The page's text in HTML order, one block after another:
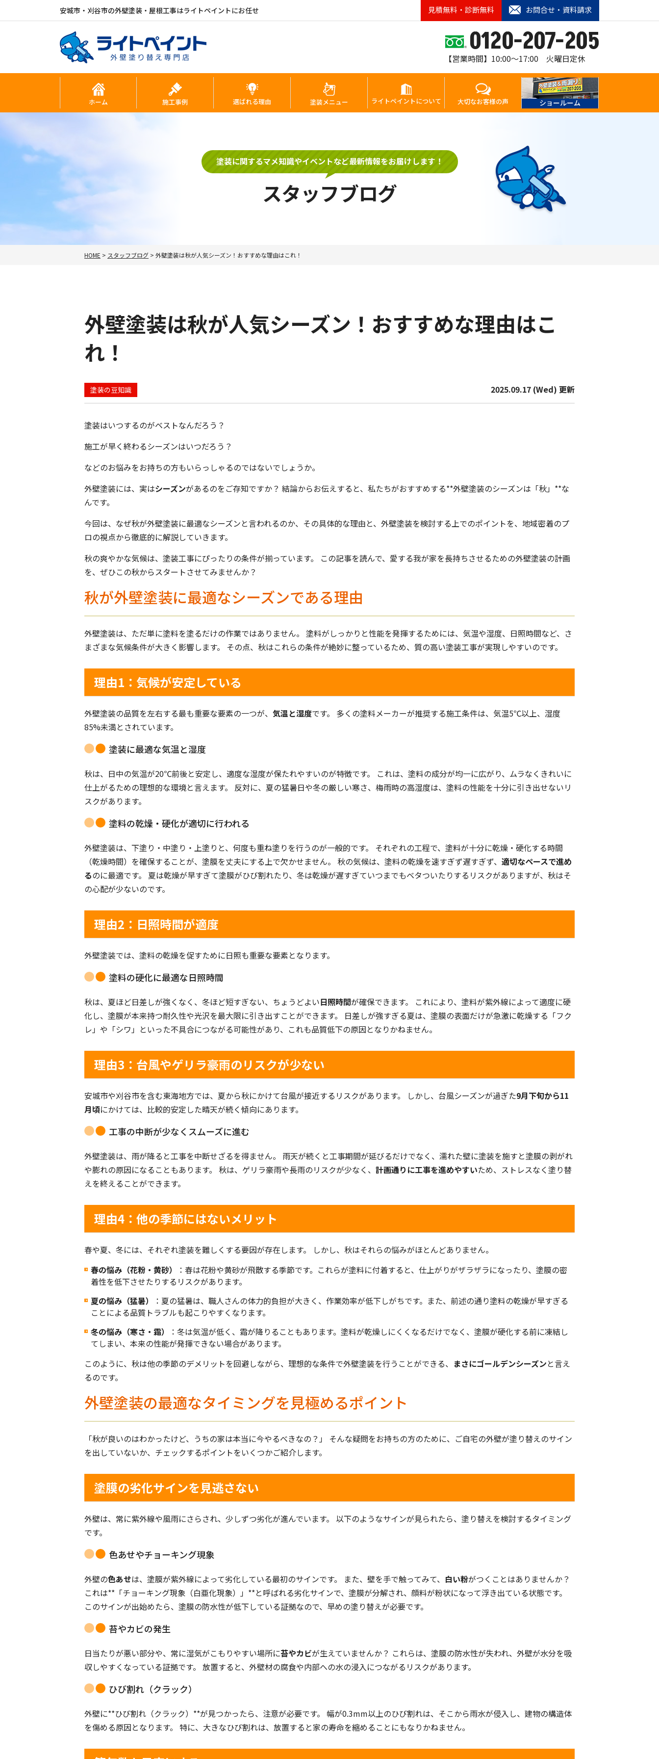
安城市・刈谷市の外壁塗装・屋根工事はライトペイントにお任せ 見積無料・診断無料 お問合せ・資料請求
0120-207-205
【営業時間】10:00〜17:00 火曜日定休
ホーム 施工事例 選ばれる理由 塗装メニュー ライトペイントについて 大切なお客様の声 ショールーム
スタッフブログ
塗装に関するマメ知識やイベントなど最新情報をお届けします！
HOME > スタッフブログ > 外壁塗装は秋が人気シーズン！おすすめな理由はこれ！
外壁塗装は秋が人気シーズン！おすすめな理由はこ
れ！
塗装の豆知識 2025.09.17 (Wed) 更新
塗装はいつするのがベストなんだろう？
施工が早く終わるシーズンはいつだろう？
などのお悩みをお持ちの方もいらっしゃるのではないでしょうか。
外壁塗装には、実はシーズンがあるのをご存知ですか？ 結論からお伝えすると、私たちがおすすめする**外壁塗装のシーズンは「秋」**な
んです。
今回は、なぜ秋が外壁塗装に最適なシーズンと言われるのか、その具体的な理由と、外壁塗装を検討する上でのポイントを、地域密着のプ
ロの視点から徹底的に解説していきます。
秋の爽やかな気候は、塗装工事にぴったりの条件が揃っています。 この記事を読んで、愛する我が家を長持ちさせるための外壁塗装の計画
を、ぜひこの秋からスタートさせてみませんか？
秋が外壁塗装に最適なシーズンである理由
外壁塗装は、ただ単に塗料を塗るだけの作業ではありません。 塗料がしっかりと性能を発揮するためには、気温や湿度、日照時間など、さ
まざまな気候条件が大きく影響します。 その点、秋はこれらの条件が絶妙に整っているため、質の高い塗装工事が実現しやすいのです。
理由1：気候が安定している
外壁塗装の品質を左右する最も重要な要素の一つが、 気温と湿度です。 多くの塗料メーカーが推奨する施工条件は、気温5℃以上、湿度
85%未満とされています。
塗装に最適な気温と湿度
秋は、日中の気温が20℃前後と安定し、適度な湿度が保たれやすいのが特徴です。 これは、塗料の成分が均一に広がり、ムラなくきれいに
仕上がるための理想的な環境と言えます。 反対に、夏の猛暑日や冬の厳しい寒さ、梅雨時の高湿度は、塗料の性能を十分に引き出せないリ
スクがあります。
塗料の乾燥・硬化が適切に行われる
外壁塗装は、下塗り・中塗り・上塗りと、何度も重ね塗りを行うのが一般的です。 それぞれの工程で、塗料が十分に乾燥・硬化する時間
（乾燥時間）を確保することが、塗膜を丈夫にする上で欠かせません。 秋の気候は、塗料の乾燥を速すぎず遅すぎず、 適切なペースで進め
るのに最適です。 夏は乾燥が早すぎて塗膜がひび割れたり、冬は乾燥が遅すぎていつまでもベタついたりするリスクがありますが、秋はそ
の心配が少ないのです。
理由2：日照時間が適度
外壁塗装では、塗料の乾燥を促すために日照も重要な要素となります。
塗料の硬化に最適な日照時間
秋は、夏ほど日差しが強くなく、冬ほど短すぎない、ちょうどよい日照時間が確保できます。 これにより、塗料が紫外線によって適度に硬
化し、塗膜が本来持つ耐久性や光沢を最大限に引き出すことができます。 日差しが強すぎる夏は、塗膜の表面だけが急激に乾燥する「フク
レ」や「シワ」といった不具合につながる可能性があり、これも品質低下の原因となりかねません。
理由3：台風やゲリラ豪雨のリスクが少ない
安城市や刈谷市を含む東海地方では、夏から秋にかけて台風が接近するリスクがあります。 しかし、台風シーズンが過ぎた9月下旬から11
月頃にかけては、比較的安定した晴天が続く傾向にあります。
工事の中断が少なくスムーズに進む
外壁塗装は、雨が降ると工事を中断せざるを得ません。 雨天が続くと工事期間が延びるだけでなく、濡れた壁に塗装を施すと塗膜の剥がれ
や膨れの原因になることもあります。 秋は、ゲリラ豪雨や長雨のリスクが少なく、 計画通りに工事を進めやすいため、ストレスなく塗り替
えを終えることができます。
理由4：他の季節にはないメリット
春や夏、冬には、それぞれ塗装を難しくする要因が存在します。 しかし、秋はそれらの悩みがほとんどありません。
春の悩み（花粉・黄砂）
：春は花粉や黄砂が飛散する季節です。これらが塗料に付着すると、仕上がりがザラザラになったり、塗膜の密
着性を低下させたりするリスクがあります。
夏の悩み（猛暑）
：夏の猛暑は、職人さんの体力的負担が大きく、作業効率が低下しがちです。また、前述の通り塗料の乾燥が早すぎる
ことによる品質トラブルも起こりやすくなります。
冬の悩み（寒さ・霜）
：冬は気温が低く、霜が降りることもあります。塗料が乾燥しにくくなるだけでなく、塗膜が硬化する前に凍結し
てしまい、本来の性能が発揮できない場合があります。
このように、秋は他の季節のデメリットを回避しながら、理想的な条件で外壁塗装を行うことができる、 まさにゴールデンシーズンと言え
るのです。
外壁塗装の最適なタイミングを見極めるポイント
「秋が良いのはわかったけど、うちの家は本当に今やるべきなの？」 そんな疑問をお持ちの方のために、ご自宅の外壁が塗り替えのサイン
を出していないか、チェックするポイントをいくつかご紹介します。
塗膜の劣化サインを見逃さない
外壁は、常に紫外線や風雨にさらされ、少しずつ劣化が進んでいます。 以下のようなサインが見られたら、塗り替えを検討するタイミング
です。
色あせやチョーキング現象
外壁の色あせは、塗膜が紫外線によって劣化している最初のサインです。 また、壁を手で触ってみて、 白い粉がつくことはありませんか？
これは**「チョーキング現象（白亜化現象）」**と呼ばれる劣化サインで、塗膜が分解され、顔料が粉状になって浮き出ている状態です。
このサインが出始めたら、塗膜の防水性が低下している証拠なので、早めの塗り替えが必要です。
苔やカビの発生
日当たりが悪い部分や、常に湿気がこもりやすい場所に苔やカビが生えていませんか？ これらは、塗膜の防水性が失われ、外壁が水分を吸
収しやすくなっている証拠です。 放置すると、外壁材の腐食や内部への水の浸入につながるリスクがあります。
ひび割れ（クラック）
外壁に**ひび割れ（クラック）**が見つかったら、注意が必要です。 幅が0.3mm以上のひび割れは、そこから雨水が侵入し、建物の構造体
を傷める原因となります。 特に、大きなひび割れは、放置すると家の寿命を縮めることにもなりかねません。